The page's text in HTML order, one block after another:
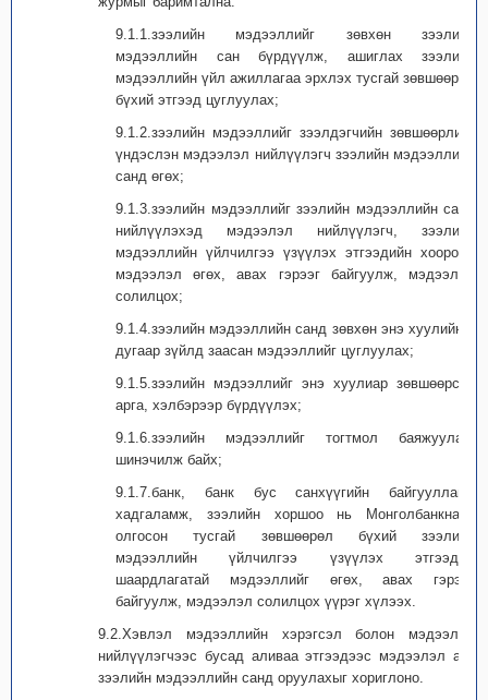
9.1.1.зээлийн мэдээллийг зөвхөн зээлийн
мэдээллийн сан бүрдүүлж, ашиглах зээлийн
мэдээллийн үйл ажиллагаа эрхлэх тусгай зөвшөөрөл
бүхий этгээд цуглуулах;
9.1.2.зээлийн мэдээллийг зээлдэгчийн зөвшөөрлийг
үндэслэн мэдээлэл нийлүүлэгч зээлийн мэдээллийн
санд өгөх;
9.1.3.зээлийн мэдээллийг зээлийн мэдээллийн санд
нийлүүлэхэд мэдээлэл нийлүүлэгч, зээлийн
мэдээллийн үйлчилгээ үзүүлэх этгээдийн хооронд
мэдээлэл өгөх, авах гэрээг байгуулж, мэдээлэл
солилцох;
9.1.4.зээлийн мэдээллийн санд зөвхөн энэ хуулийн 6
дугаар зүйлд заасан мэдээллийг цуглуулах;
9.1.5.зээлийн мэдээллийг энэ хуулиар зөвшөөрсөн
арга, хэлбэрээр бүрдүүлэх;
9.1.6.зээлийн мэдээллийг тогтмол баяжуулан,
шинэчилж байх;
9.1.7.банк, банк бус санхүүгийн байгууллага,
хадгаламж, зээлийн хоршоо нь Монголбанкнаас
олгосон тусгай зөвшөөрөл бүхий зээлийн
мэдээллийн үйлчилгээ үзүүлэх этгээдэд
шаардлагатай мэдээллийг өгөх, авах гэрээг
байгуулж, мэдээлэл солилцох үүрэг хүлээх.
9.2.Хэвлэл мэдээллийн хэрэгсэл болон мэдээлэл
нийлүүлэгчээс бусад аливаа этгээдээс мэдээлэл авч
зээлийн мэдээллийн санд оруулахыг хориглоно.